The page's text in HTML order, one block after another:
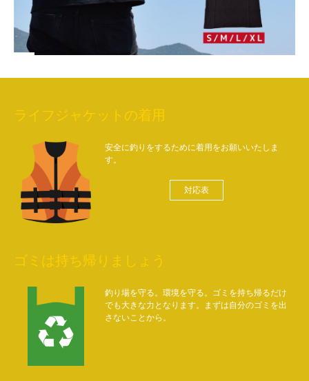
ライフジャケットの着用
安全に釣りをするために着用をお願いいたしま
す。
対応表
ゴミは持ち帰りましょう
釣り場を守る。環境を守る。ゴミを持ち帰るだけ
でも大きな力となります。まずは自分のゴミを出
さないことから。